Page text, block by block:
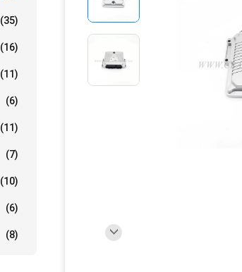
(35)
(16)
(11)
(6)
(11)
(7)
(10)
(6)
(8)